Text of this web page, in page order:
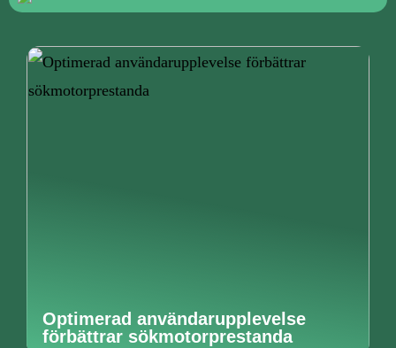
Optimerad användarupplevelse
förbättrar sökmotorprestanda